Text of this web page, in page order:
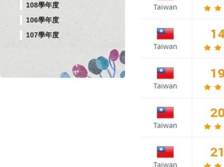
108學年度
106學年度
107學年度